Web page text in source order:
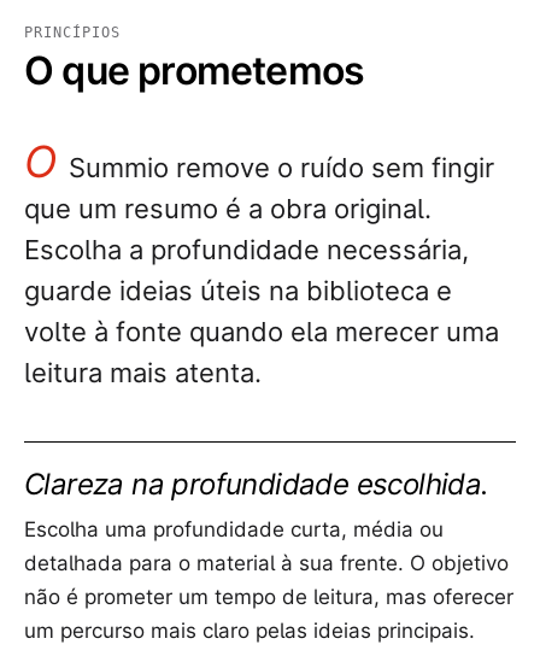
PRINCÍPIOS
O que prometemos
O Summio remove o ruído sem fingir
que um resumo é a obra original.
Escolha a profundidade necessária,
guarde ideias úteis na biblioteca e
volte à fonte quando ela merecer uma
leitura mais atenta.
Clareza na profundidade escolhida.
Escolha uma profundidade curta, média ou
detalhada para o material à sua frente. O objetivo
não é prometer um tempo de leitura, mas oferecer
um percurso mais claro pelas ideias principais.